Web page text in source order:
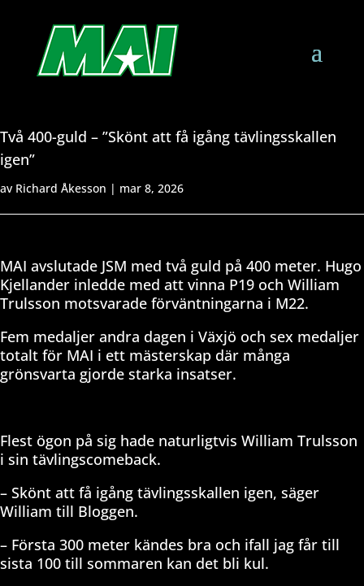
Två 400-guld – ”Skönt att få igång tävlingsskallen
igen”
av Richard Åkesson | mar 8, 2026
MAI avslutade JSM med två guld på 400 meter. Hugo
Kjellander inledde med att vinna P19 och William
Trulsson motsvarade förväntningarna i M22.
Fem medaljer andra dagen i Växjö och sex medaljer
totalt för MAI i ett mästerskap där många
grönsvarta gjorde starka insatser.
Flest ögon på sig hade naturligtvis William Trulsson
i sin tävlingscomeback.
– Skönt att få igång tävlingsskallen igen, säger
William till Bloggen.
– Första 300 meter kändes bra och ifall jag får till
sista 100 till sommaren kan det bli kul.